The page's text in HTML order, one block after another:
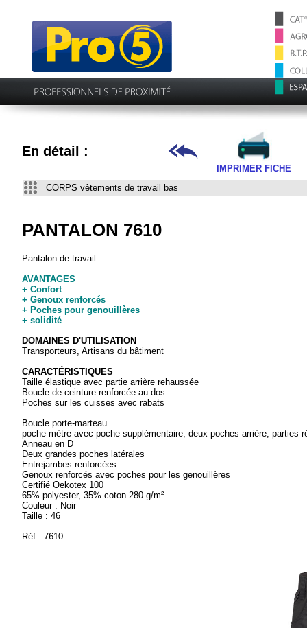
En détail :
IMPRIMER FICHE
CORPS vêtements de travail bas
PANTALON 7610
Pantalon de travail
AVANTAGES
+ Confort
+ Genoux renforcés
+ Poches pour genouillères
+ solidité
DOMAINES D'UTILISATION
Transporteurs, Artisans du bâtiment
CARACTÉRISTIQUES
Taille élastique avec partie arrière rehaussée
Boucle de ceinture renforcée au dos
Poches sur les cuisses avec rabats
Boucle porte-marteau
poche mètre avec poche supplémentaire, deux poches arrière, parties
Anneau en D
Deux grandes poches latérales
Entrejambes renforcées
Genoux renforcés avec poches pour les genouillères
Certifié Oekotex 100
65% polyester, 35% coton 280 g/m²
Couleur : Noir
Taille : 46
Réf : 7610